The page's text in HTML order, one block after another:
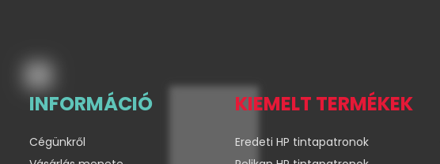
INFORMÁCIÓ
Cégünkről
KIEMELT TERMÉKEK
Eredeti HP tintapatronok